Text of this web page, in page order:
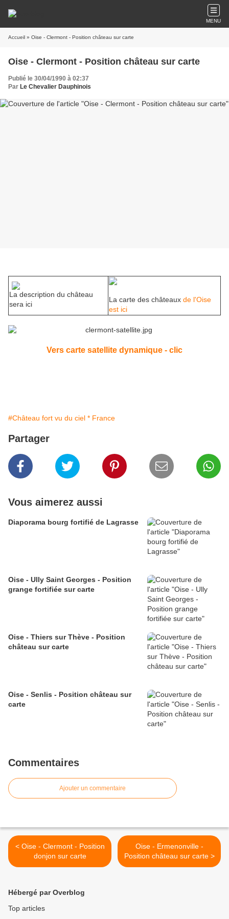
MENU
Accueil » Oise - Clermont - Position château sur carte
Oise - Clermont - Position château sur carte
Publié le 30/04/1990 à 02:37
Par Le Chevalier Dauphinois
La description du château
sera ici
La carte des châteaux de l'Oise
est ici
Vers carte satellite dynamique - clic
#Château fort vu du ciel * France
Partager
Vous aimerez aussi
Diaporama bourg fortifié de Lagrasse
Oise - Ully Saint Georges - Position
grange fortifiée sur carte
Oise - Thiers sur Thève - Position
château sur carte
Oise - Senlis - Position château sur
carte
Commentaires
Ajouter un commentaire
< Oise - Clermont - Position
donjon sur carte
Oise - Ermenonville -
Position château sur carte >
Hébergé par Overblog
Top articles